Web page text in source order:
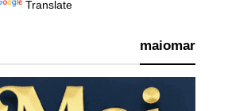
Translate
maiomar